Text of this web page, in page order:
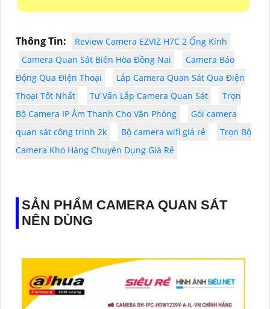
Thông Tin:
Review Camera EZVIZ H7C 2 Ống Kính
Camera Quan Sát Biên Hòa Đồng Nai
Camera Báo
Động Qua Điện Thoại
Lắp Camera Quan Sát Qua Điện
Thoại Tốt Nhất
Tư Vấn Lắp Camera Quan Sát
Trọn
Bộ Camera IP Âm Thanh Cho Văn Phòng
Gói camera
quan sát công trình 2k
Bộ camera wifi giá rẻ
Trọn Bộ
Camera Kho Hàng Chuyên Dụng Giá Rẻ
SẢN PHẨM CAMERA QUAN SÁT
NÊN DÙNG